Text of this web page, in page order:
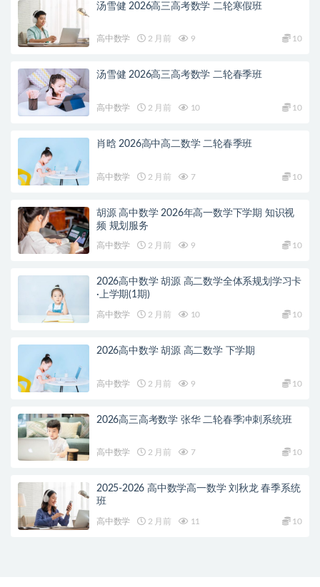
汤雪健 2026高三高考数学 二轮寒假班
高中数学 2 月前 9 10
汤雪健 2026高三高考数学 二轮春季班
高中数学 2 月前 10 10
肖晗 2026高中高二数学 二轮春季班
高中数学 2 月前 7 10
胡源 高中数学 2026年高一数学下学期 知识视
频 规划服务
高中数学 2 月前 9 10
2026高中数学 胡源 高二数学全体系规划学习卡
·上学期(1期)
高中数学 2 月前 10 10
2026高中数学 胡源 高二数学 下学期
高中数学 2 月前 9 10
2026高三高考数学 张华 二轮春季冲刺系统班
高中数学 2 月前 7 10
2025-2026 高中数学高一数学 刘秋龙 春季系统
班
高中数学 2 月前 11 10